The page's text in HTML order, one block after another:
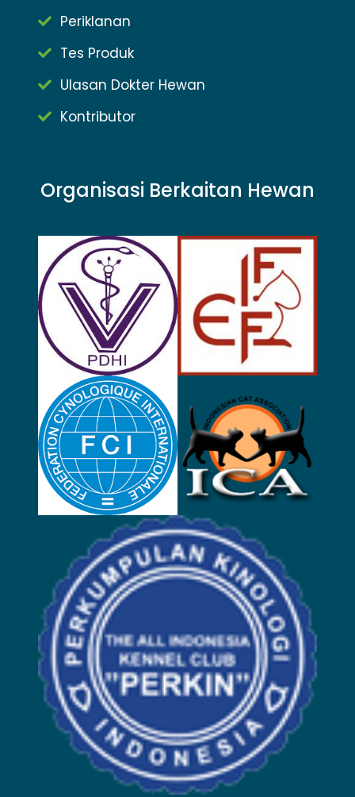
Periklanan
Tes Produk
Ulasan Dokter Hewan
Kontributor
Organisasi Berkaitan Hewan